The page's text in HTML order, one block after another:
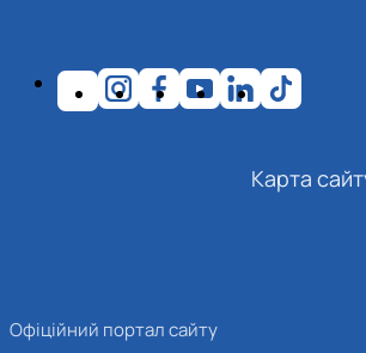
Карта
Офіційний портал сайту